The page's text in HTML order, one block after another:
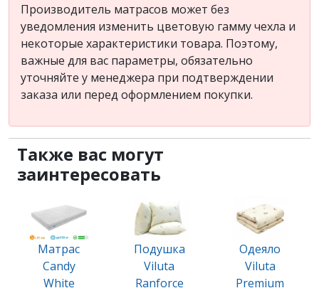
Производитель матрасов может без
уведомления изменить цветовую гамму чехла и
некоторые характеристики товара. Поэтому,
важные для вас параметры, обязательно
уточняйте у менеджера при подтверждении
заказа или перед оформлением покупки.
Также вас могут
заинтересовать
Матрас
Candy
White
Подушка
Viluta
Ranforce
Одеяло
Viluta
Premium